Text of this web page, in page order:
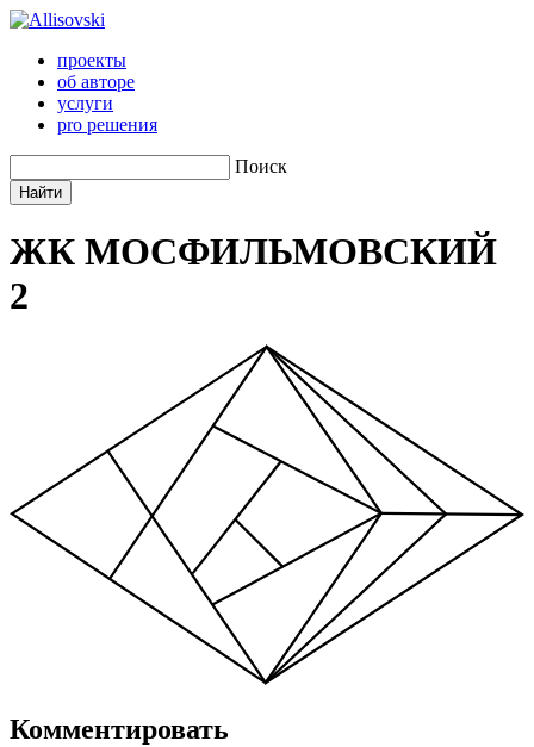
проекты
об авторе
услуги
pro решения
Поиск
ЖК МОСФИЛЬМОВСКИЙ
2
Комментировать